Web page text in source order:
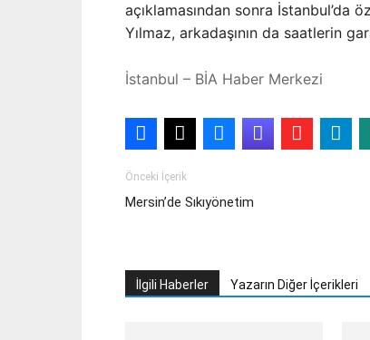
açıklamasından sonra İstanbul’da
Yılmaz, arkadaşının da saatlerin
İstanbul – BİA Haber Merkezi
Önceki İçerik
Mersin’de Sıkıyönetim
İlgili Haberler Yazarın Diğer İçerikleri